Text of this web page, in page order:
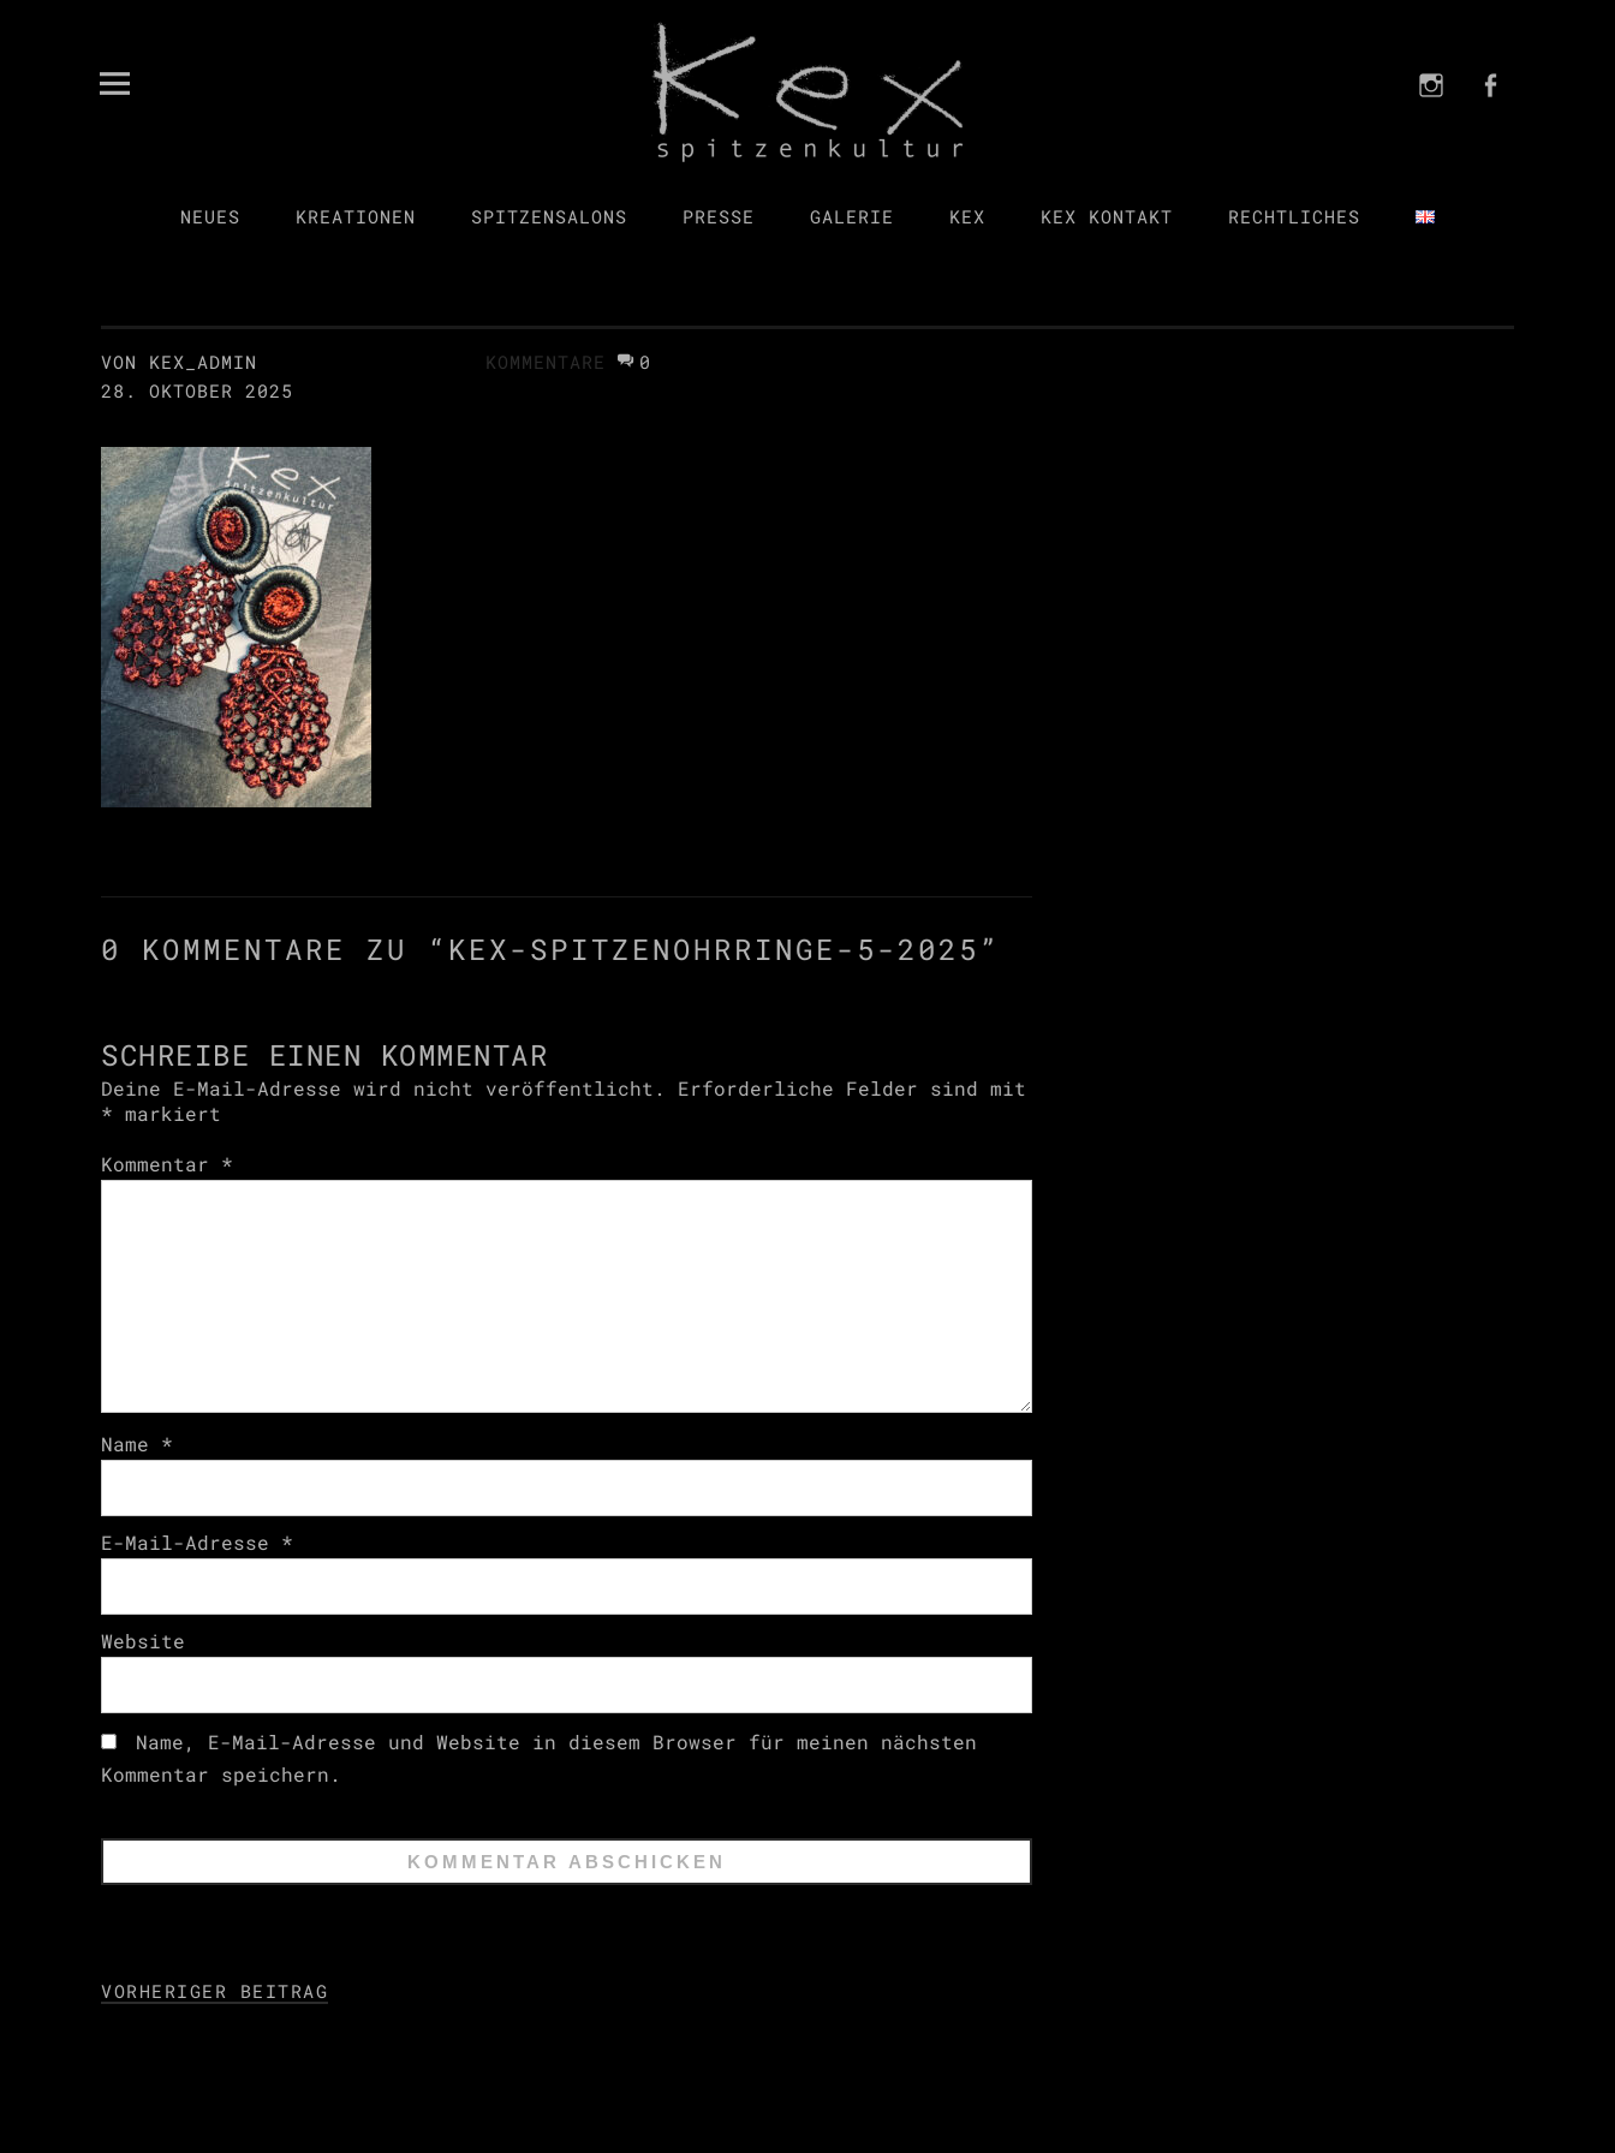
NEUES KREATIONEN SPITZENSALONS PRESSE GALERIE KEX KEX KONTAKT RECHTLICHES
VON KEX_ADMIN
28. OKTOBER 2025
KOMMENTARE 0
0 KOMMENTARE ZU “ KEX-SPITZENOHRRINGE-5-2025 ”
SCHREIBE EINEN KOMMENTAR
Deine E-Mail-Adresse wird nicht veröffentlicht.
Erforderliche Felder sind mit
* markiert
Kommentar *
Name *
E-Mail-Adresse *
Website
Name, E-Mail-Adresse und Website in diesem Browser für meinen nächsten
Kommentar speichern.
VORHERIGER BEITRAG